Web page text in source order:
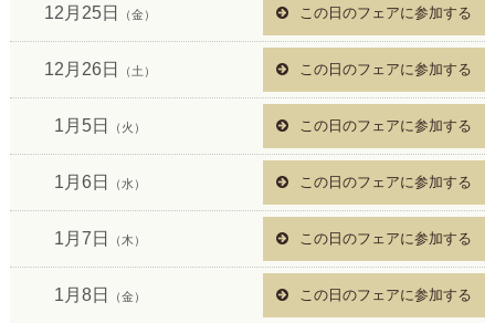
12月25日 （金） この日のフェアに参加する
12月26日 （土） この日のフェアに参加する
1月5日 （火） この日のフェアに参加する
1月6日 （水） この日のフェアに参加する
1月7日 （木） この日のフェアに参加する
1月8日 （金） この日のフェアに参加する